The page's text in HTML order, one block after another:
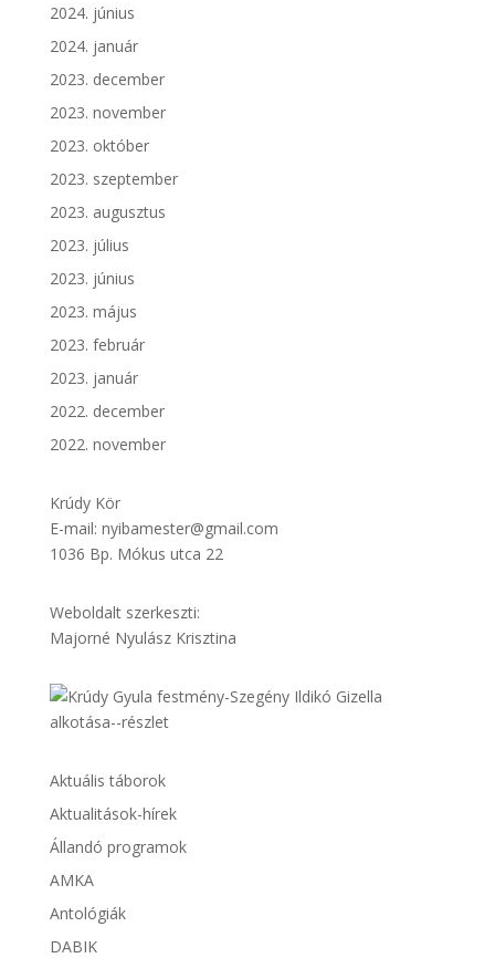
2024. június
2024. január
2023. december
2023. november
2023. október
2023. szeptember
2023. augusztus
2023. július
2023. június
2023. május
2023. február
2023. január
2022. december
2022. november
Krúdy Kör
E-mail: nyibamester@gmail.com
1036 Bp. Mókus utca 22
Weboldalt szerkeszti:
Majorné Nyulász Krisztina
Aktuális táborok
Aktualitások-hírek
Állandó programok
AMKA
Antológiák
DABIK